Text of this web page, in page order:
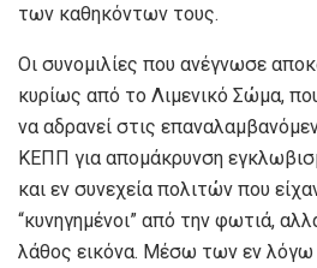
των καθηκόντων τους.
Οι συνομιλίες που ανέγνωσε
κυρίως από το Λιμενικό Σώμα,
να αδρανεί στις
ΚΕΠΠ για απομάκρυνση
και εν συνεχεία πολιτών που
“κυνηγημένοι” από την φωτιά,
λάθος εικόνα. Μέσω των εν λόγω